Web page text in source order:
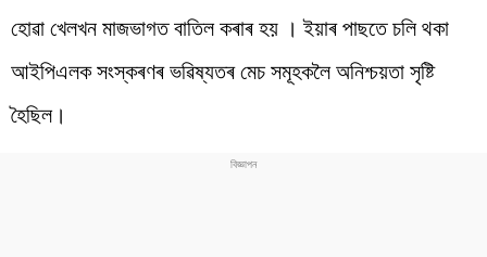
হোৱা খেলখন মাজভাগত বাতিল কৰাৰ হয় । ইয়াৰ পাছতে চলি থকা
আইপিএলক সংস্কৰণৰ ভৱিষ্যতৰ মেচ সমূহকলৈ অনিশ্চয়তা সৃষ্টি
হৈছিল।